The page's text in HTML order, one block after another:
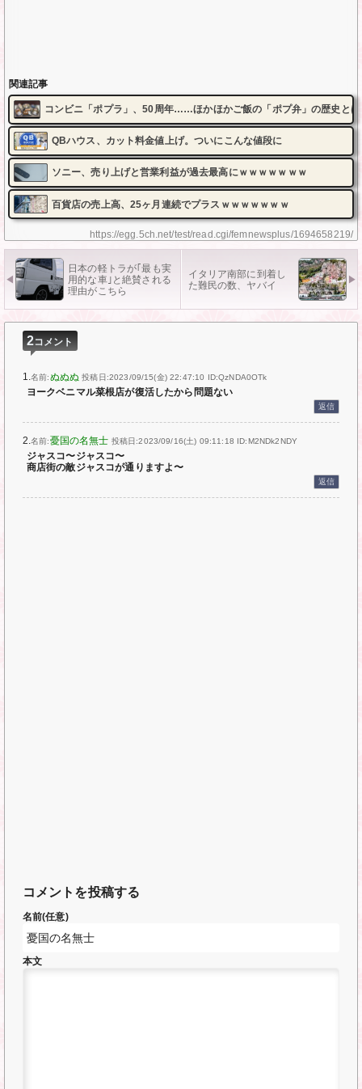
https://egg.5ch.net/test/read.cgi/femnewsplus/1694658219/
関連記事
コンビニ「ポプラ」、50周年……ほかほかご飯の「ポプ弁」の歴史とは
QBハウス、カット料金値上げ。ついにこんな値段に
ソニー、売り上げと営業利益が過去最高にｗｗｗｗｗｗｗ
百貨店の売上高、25ヶ月連続でプラスｗｗｗｗｗｗｗ
日本の軽トラが｢最も実
用的な車｣と絶賛される
理由がこちら
イタリア南部に到着し
た難民の数、ヤバイ
2コメント
1.名前:ぬぬぬ投稿日:2023/09/15(金) 22:47:10 ID:QzNDA0OTk
ヨークベニマル菜根店が復活したから問題ない
返信
2.名前:憂国の名無士 投稿日:2023/09/16(土) 09:11:18 ID:M2NDk2NDY
ジャスコ〜ジャスコ〜
商店街の敵ジャスコが通りますよ〜
返信
コメントを投稿する
名前(任意)
本文